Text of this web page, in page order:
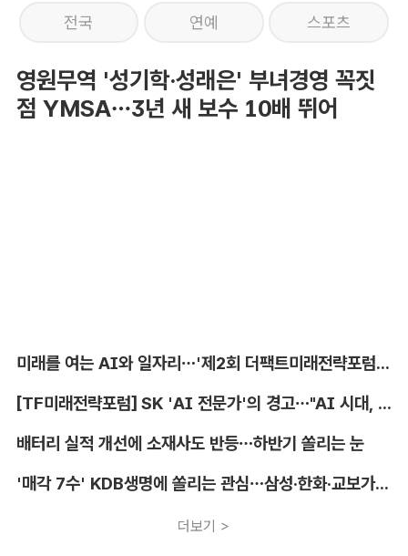
전국 연예 스포츠
영원무역 '성기학·성래은' 부녀경영 꼭짓
점 YMSA…3년 새 보수 10배 뛰어
미래를 여는 AI와 일자리…'제2회 더팩트미래전략포럼' 참가 신청
[TF미래전략포럼] SK 'AI 전문가'의 경고…"AI 시대, 인재 격차 더 커진다"
배터리 실적 개선에 소재사도 반등…하반기 쏠리는 눈
'매각 7수' KDB생명에 쏠리는 관심…삼성·한화·교보가 주목하는 이유
더보기 >